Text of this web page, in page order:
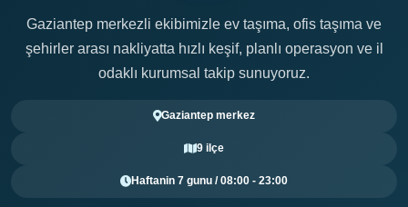
Gaziantep merkezli ekibimizle ev taşıma, ofis taşıma ve
şehirler arası nakliyatta hızlı keşif, planlı operasyon ve il
odaklı kurumsal takip sunuyoruz.
Gaziantep merkez
9 ilçe
Haftanin 7 gunu / 08:00 - 23:00